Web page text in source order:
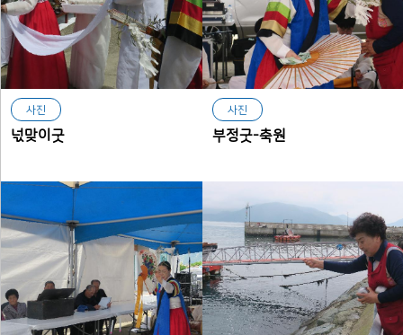
사진
넋맞이굿
사진
부정굿-축원